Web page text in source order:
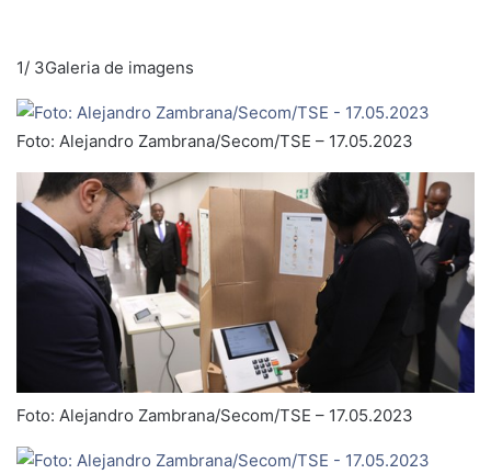
1/ 3Galeria de imagens
A
m
p
i
Foto: Alejandro Zambrana/Secom/TSE – 17.05.2023
Foto: Alejandro Zambrana/Secom/TSE – 17.05.2023